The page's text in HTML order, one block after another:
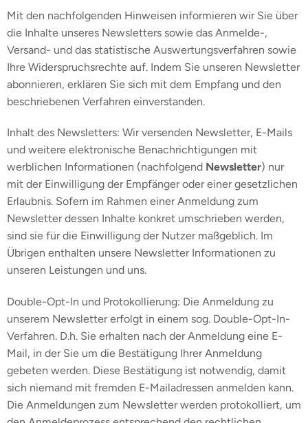
Mit den nachfolgenden Hinweisen informieren wir Sie über
die Inhalte unseres Newsletters sowie das Anmelde-,
Versand- und das statistische Auswertungsverfahren sowie
Ihre Widerspruchsrechte auf. Indem Sie unseren Newsletter
abonnieren, erklären Sie sich mit dem Empfang und den
beschriebenen Verfahren einverstanden.
Inhalt des Newsletters: Wir versenden Newsletter, E-Mails
und weitere elektronische Benachrichtigungen mit
werblichen Informationen (nachfolgend Newsletter) nur
mit der Einwilligung der Empfänger oder einer gesetzlichen
Erlaubnis. Sofern im Rahmen einer Anmeldung zum
Newsletter dessen Inhalte konkret umschrieben werden,
sind sie für die Einwilligung der Nutzer maßgeblich. Im
Übrigen enthalten unsere Newsletter Informationen zu
unseren Leistungen und uns.
Double-Opt-In und Protokollierung: Die Anmeldung zu
unserem Newsletter erfolgt in einem sog. Double-Opt-In-
Verfahren. D.h. Sie erhalten nach der Anmeldung eine E-
Mail, in der Sie um die Bestätigung Ihrer Anmeldung
gebeten werden. Diese Bestätigung ist notwendig, damit
sich niemand mit fremden E-Mailadressen anmelden kann.
Die Anmeldungen zum Newsletter werden protokolliert, um